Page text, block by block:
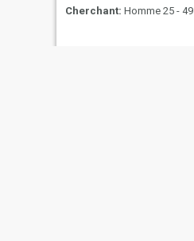
Cherchant: Homme 25 - 49